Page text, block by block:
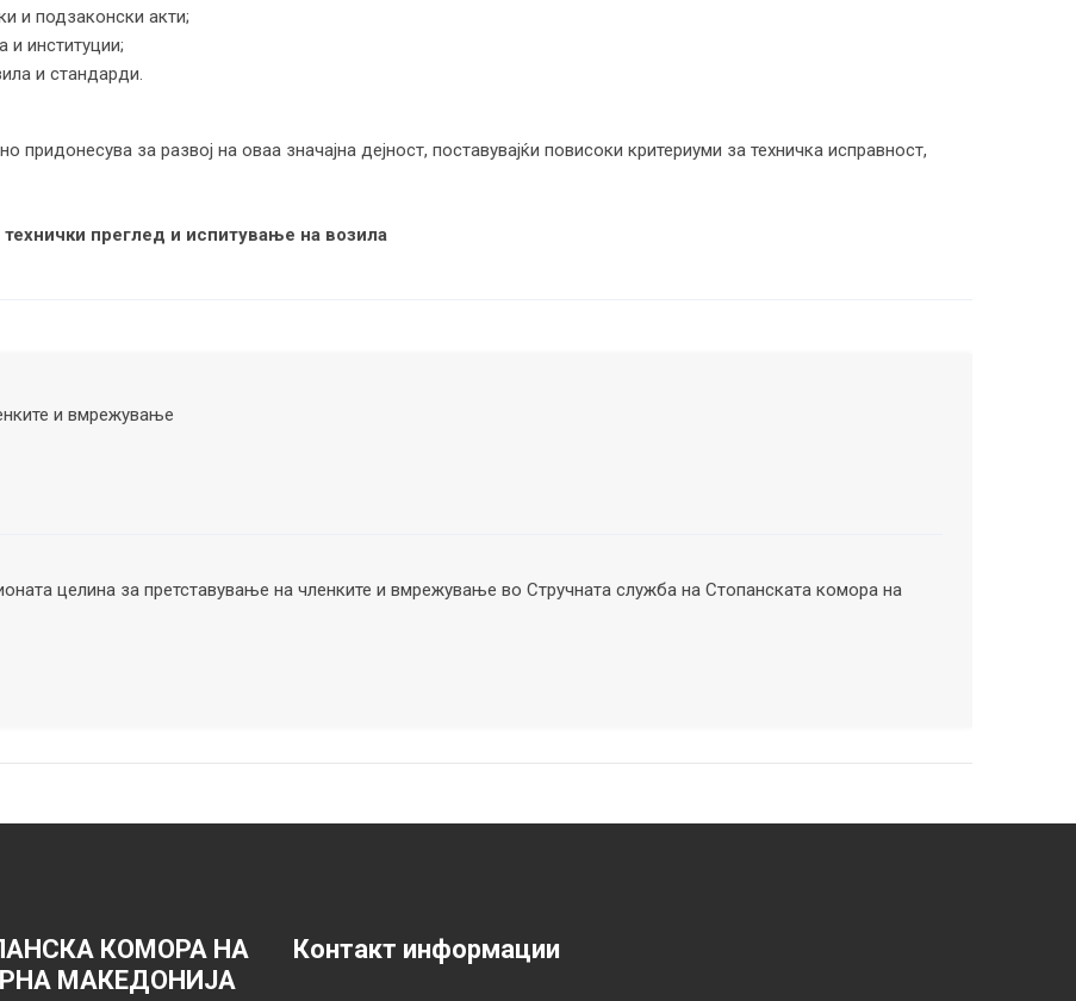
и подзаконски акти;
и институции;
и стандарди.
придонесува за развој на оваа значајна дејност, поставувајќи повисоки критериуми за техничка исправност,
преглед и испитување на возила
и вмрежување
целина за претставување на членките и вмрежување во Стручната служба на Стопанската комора на
КОМОРА НА
МАКЕДОНИЈА
Контакт информации